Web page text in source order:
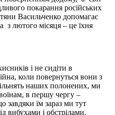
покарання російських
Васильченко допомагає
з лютого місяця – це їхня
і не сидіти в
коли повернуться вони з
наших полонених, ми
в першу чергу –
завдяки їм зараз ми тут
вибухами і обстрілами.